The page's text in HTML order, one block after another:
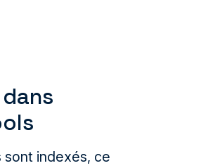
sont indexés, ce